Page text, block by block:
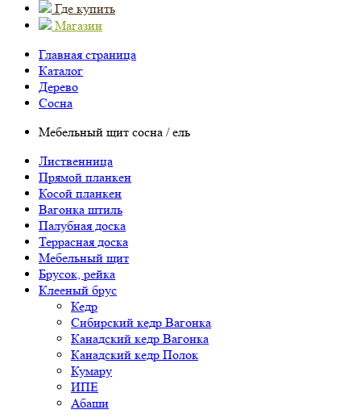
Где купить
Магазин
Главная страница
Каталог
Дерево
Сосна
Мебельный щит сосна / ель
Лиственница
Прямой планкен
Косой планкен
Вагонка штиль
Палубная доска
Террасная доска
Мебельный щит
Брусок, рейка
Клееный брус
Кедр
Сибирский кедр Вагонка
Канадский кедр Вагонка
Канадский кедр Полок
Кумару
ИПЕ
Абаши